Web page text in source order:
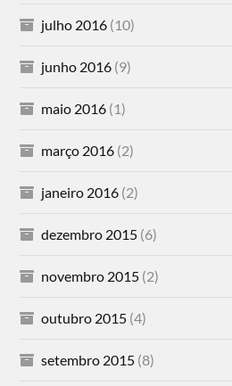
julho 2016 (10)
junho 2016 (9)
maio 2016 (1)
março 2016 (2)
janeiro 2016 (2)
dezembro 2015 (6)
novembro 2015 (2)
outubro 2015 (4)
setembro 2015 (8)